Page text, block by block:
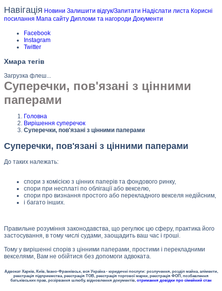
Навігація Новини Залишити відгук/Запитати Надіслати листа Корисні
посилання Мапа сайту Дипломи та нагороди Документи
Facebook
Instagram
Twitter
Хмара тегів
Загрузка флеш...
Суперечки, пов'язані з цінними
паперами
Головна
Вирішення суперечок
Суперечки, пов'язані з цінними паперами
Суперечки, пов'язані з цінними паперами
До таких належать:
спори з комісією з цінних паперів та фондового ринку,
спори при несплаті по облігації або векселю,
спори про визнання простого або перекладного векселя недійсним,
і багато інших.
Правильне розуміння законодавства, що регулює цю сферу, практика його
застосування, в тому числі судами, заощадить ваш час і гроші.
Тому у вирішенні спорів з цінними паперами, простими і перекладними
векселями, Вам не обійтися без допомоги адвоката.
Адвокат Харків, Київ, Івано-Франківськ, вся Україна - юридичні послуги: розлучення, розділ майна, аліменти,
реєстрація підприємства, реєстрація ТОВ, реєстрація торгової марки, реєстрація ФОП, позбавлення
батьківських прав, розірвання шлюбу, відновлення документів, отримання довідки про сімейний стан